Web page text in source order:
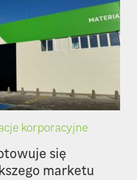
korporacyjne
się
marketu